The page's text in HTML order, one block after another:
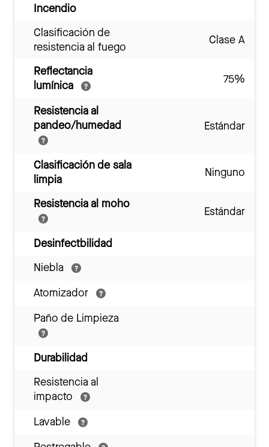
Incendio
Clasificación de
resistencia al fuego
Clase A
Reflectancia
lumínica
75%
Resistencia al
pandeo/humedad
Estándar
Clasificación de sala
limpia
Ninguno
Resistencia al moho
Estándar
Desinfectbilidad
Niebla
Atomizador
Paño de Limpieza
Durabilidad
Resistencia al
impacto
Lavable